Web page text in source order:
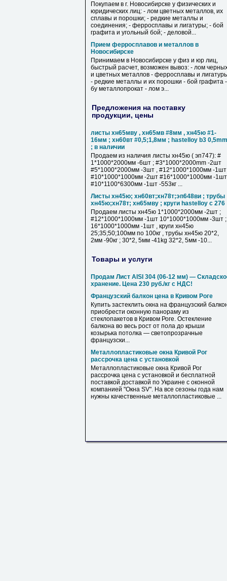
Покупаем в г. Новосибирске у физических и
юридических лиц: - лом цветных металлов, их
сплавы и порошки; - редкие металлы и
соединения; - ферросплавы и лигатуры; - бой
графита и угольный бой; - деловой...
Прием ферросплавов и металлов в
Новосибирске
Принимаем в Новосибирске у физ и юр лиц,
быстрый расчет, возможен вывоз: - лом
и цветных металлов - ферросплавы и
- редкие металлы и их порошки - бой графита -
бу металлопрокат - лом э...
Предложения на поставку
продукции, цены
листы хн65мву , хн65мв #8мм , хн45ю #1-
16мм ; хн60вт #0,5;1,8мм ; hastelloy b3 0,5mm
; в наличии
Продаем из наличия листы хн45ю ( эп747): #
1*1000*2000мм -6шт ; #3*1000*2000mm -2шт
#5*1000*2000мм -3шт , #12*1000*1000мм -1шт
#10*1000*1000мм -2шт #16*1000*1000мм -
#10*1100*6300мм -1шт -553кг ...
Листы хн45ю; хн60вт;хн78т;эп648ви ; трубы
хн45ю;хн78т; хн65мву ; круги hastelloy c 276
Продаем листы хн45ю 1*1000*2000мм -2шт ;
#12*1000*1000мм -1шт 10*1000*1000мм -3шт ;
16*1000*1000мм -1шт , круги хн45ю
25;35;50;100мм по 100кг , трубы хн45ю 20*2,
2мм -90кг ; 30*2, 5мм -41kg 32*2, 5мм -10...
Товары и услуги
Продам Лист AISI 304 (06-12 мм) —
хранение. Цена 230 руб./кг с НДС!
Французский балкон цена в Кривом Роге
Купить застеклить окна на французский
приобрести оконную панораму из
стеклопакетов в Кривом Роге. Остекление
балкона во весь рост от пола до крыши
козырька потолка — светопрозрачные
французски...
Металлопластиковые окна Кривой Рог
рассрочка цена с установкой
Металлопластиковые окна Кривой Рог
рассрочка цена с установкой и бесплатной
поставкой доставкой по Украине с оконной
компанией "Окна SV". На все сезоны года нам
нужны качественные металлопластиковые ...